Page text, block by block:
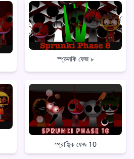
স্প্রুনকি ফেজ ৮
স্প্রাঙ্কি ফেজ 10